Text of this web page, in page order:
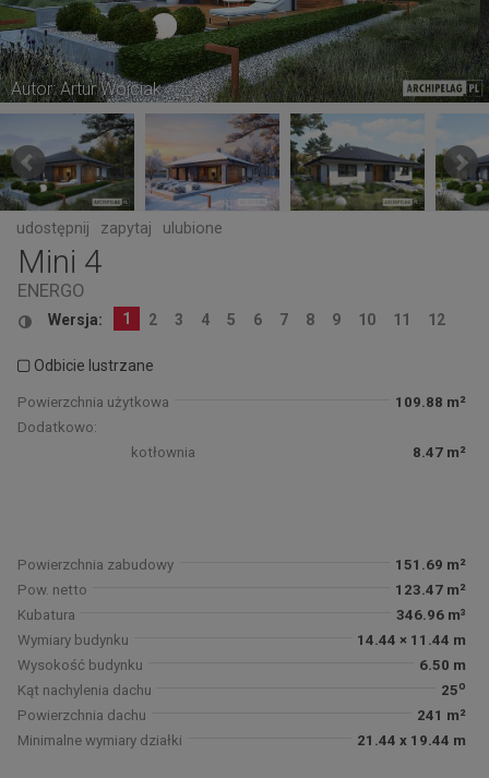
Autor: Artur Wójciak
udostępnij zapytaj ulubione
Mini 4
ENERGO
Wersja: 1 2 3 4 5 6 7 8 9 10 11 12
Odbicie lustrzane
Powierzchnia użytkowa
109.88 m²
Dodatkowo:
kotłownia
8.47 m²
Powierzchnia zabudowy
151.69 m²
Pow. netto
123.47 m²
Kubatura
346.96 m³
Wymiary budynku
14.44 × 11.44 m
Wysokość budynku
6.50 m
Kąt nachylenia dachu
25o
Powierzchnia dachu
241 m²
Minimalne wymiary działki
21.44 x 19.44 m